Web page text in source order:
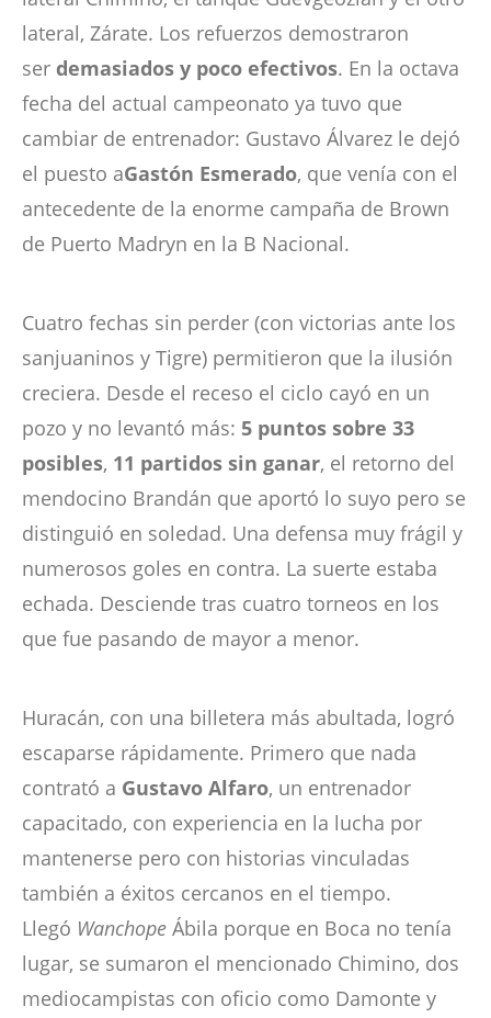
lateral, Zárate. Los refuerzos demostraron
ser demasiados y poco efectivos. En la octava
fecha del actual campeonato ya tuvo que
cambiar de entrenador: Gustavo Álvarez le dejó
el puesto aGastón Esmerado, que venía con el
antecedente de la enorme campaña de Brown
de Puerto Madryn en la B Nacional.
Cuatro fechas sin perder (con victorias ante los
sanjuaninos y Tigre) permitieron que la ilusión
creciera. Desde el receso el ciclo cayó en un
pozo y no levantó más: 5 puntos sobre 33
posibles, 11 partidos sin ganar, el retorno del
mendocino Brandán que aportó lo suyo pero se
distinguió en soledad. Una defensa muy frágil y
numerosos goles en contra. La suerte estaba
echada. Desciende tras cuatro torneos en los
que fue pasando de mayor a menor.
Huracán, con una billetera más abultada, logró
escaparse rápidamente. Primero que nada
contrató a Gustavo Alfaro, un entrenador
capacitado, con experiencia en la lucha por
mantenerse pero con historias vinculadas
también a éxitos cercanos en el tiempo.
Llegó Wanchope Ábila porque en Boca no tenía
lugar, se sumaron el mencionado Chimino, dos
mediocampistas con oficio como Damonte y